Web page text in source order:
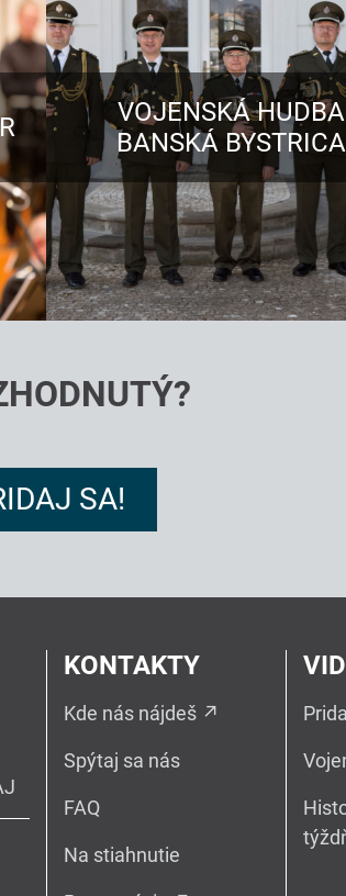
VOJENSKÁ HUDBA
BANSKÁ BYSTRICA
SA!
KONTAKTY
Kde nás nájdeš
Spýtaj sa nás
FAQ
Na stiahnutie